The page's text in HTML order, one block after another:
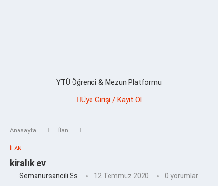
YTÜ Öğrenci & Mezun Platformu
Üye Girişi / Kayıt Ol
Anasayfa İlan
İLAN
kiralık ev
Semanursancili.ss 12 Temmuz 2020 0 yorumlar